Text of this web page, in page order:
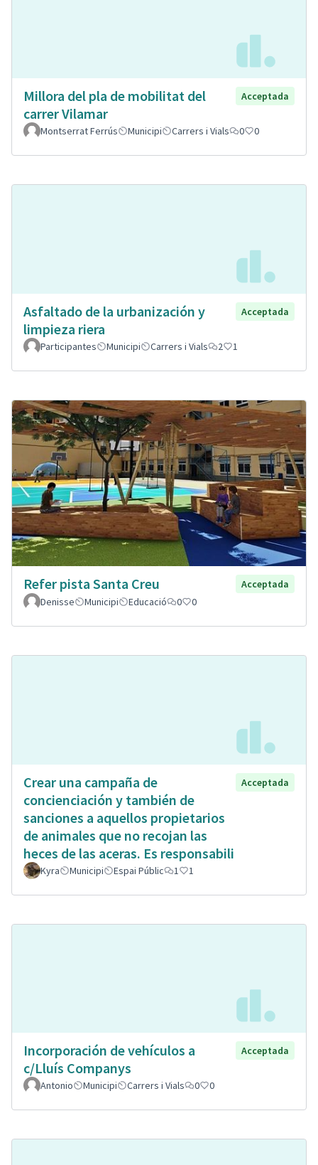
Millora del pla de mobilitat del
carrer Vilamar
Acceptada
Montserrat Ferrús Municipi Carrers i Vials 0 0
Asfaltado de la urbanización y
limpieza riera
Acceptada
Participantes Municipi Carrers i Vials 2 1
Refer pista Santa Creu
Acceptada
Denisse
Municipi Educació 0 0
Crear una campaña de
concienciación y también de
sanciones a aquellos propietarios
de animales que no recojan las
heces de las aceras. Es responsabili
Acceptada
Kyra Municipi Espai Públic 1 1
Incorporación de vehículos a
c/Lluís Companys
Acceptada
Antonio Municipi Carrers i Vials 0 0